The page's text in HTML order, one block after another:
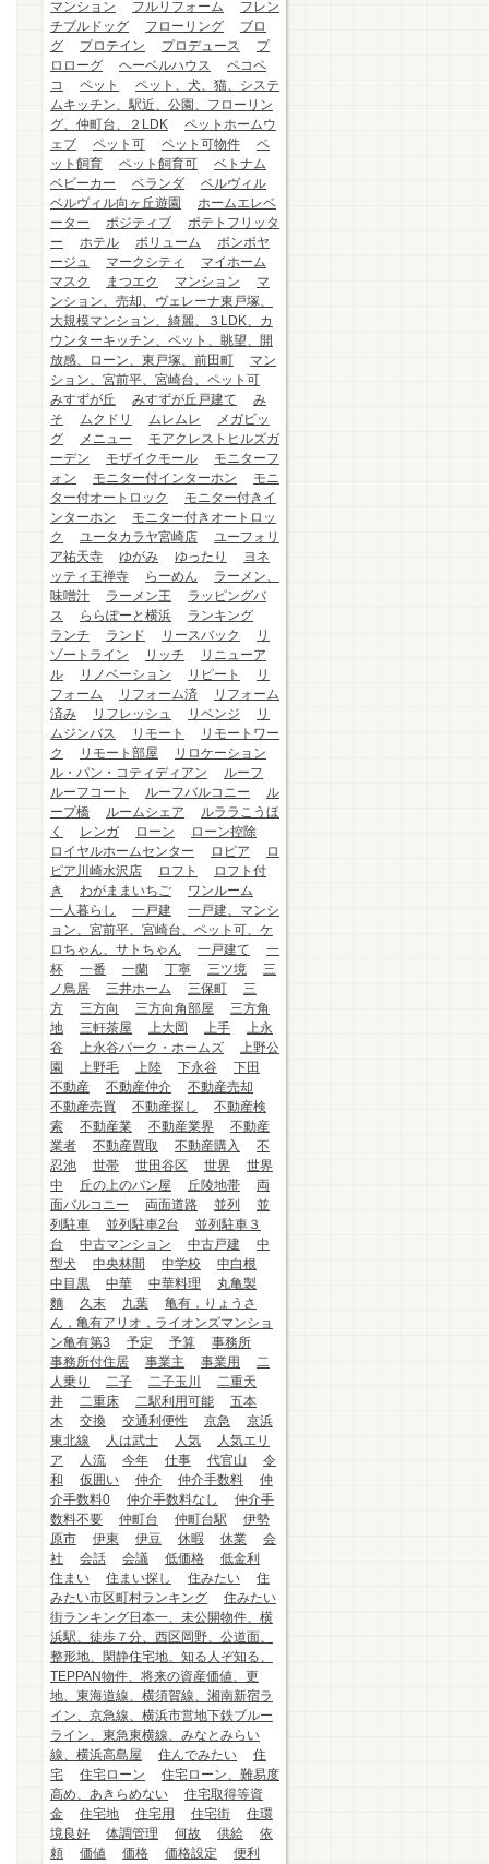
マンション フルリフォーム
フレン
チブルドッグ
フローリング
ブロ
グ
プロテイン プロデュース
プ
ロローグ
ヘーベルハウス
ペコペ
コ
ペット
ペット、犬、猫、システ
ムキッチン、駅近、公園、フローリン
グ、仲町台、２LDK
ペットホームウ
ェブ
ペット可 ペット可物件
ペ
ット飼育
ペット飼育可
ベトナム
ベビーカー
ベランダ
ベルヴィル
ベルヴィル向ヶ丘遊園
ホームエレベ
ーター
ポジティブ
ポテトフリッタ
ー
ホテル ボリューム
ボンボヤ
ージュ
マークシティ
マイホーム
マスク
まつエク マンション
マ
ンション、売却、ヴェレーナ東戸塚、
大規模マンション、綺麗、３LDK、カ
ウンターキッチン、ペット、眺望、開
放感、ローン、東戸塚、前田町
マン
ション、宮前平、宮崎台、ペット可
みすずが丘
みすずが丘戸建て
み
そ
ムクドリ ムレムレ
メガビッ
グ
メニュー
モアクレストヒルズガ
ーデン
モザイクモール
モニターフ
ォン
モニター付インターホン
モニ
ター付オートロック
モニター付きイ
ンターホン
モニター付きオートロッ
ク
ユータカラヤ宮崎店
ユーフォリ
ア祐天寺
ゆがみ ゆったり
ヨネ
ッティ王禅寺
らーめん
ラーメン、
味噌汁
ラーメン王
ラッピングバ
ス
ららぽーと横浜
ランキング
ランチ
ランド リースバック
リ
ゾートライン
リッチ
リニューア
ル
リノベーション リピート
リ
フォーム
リフォーム済
リフォーム
済み
リフレッシュ リベンジ
リ
ムジンバス
リモート
リモートワー
ク
リモート部屋
リロケーション
ル・パン・コティディアン
ルーフ
ルーフコート
ルーフバルコニー
ル
ープ橋
ルームシェア
ルララこうほ
く
レンガ ローン
ローン控除
ロイヤルホームセンター
ロピア
ロ
ピア川崎水沢店
ロフト
ロフト付
き
わがままいちご
ワンルーム
一人暮らし
一戸建
一戸建、マンシ
ョン、宮前平、宮崎台、ペット可、ケ
ロちゃん、サトちゃん
一戸建て
一
杯
一番 一蘭 丁寧 三ツ境
三
ノ鳥居
三井ホーム 三保町
三
方
三方向 三方向角部屋
三方角
地
三軒茶屋 上大岡 上手
上永
谷
上永谷パーク・ホームズ
上野公
園
上野毛 上陸 下永谷
下田
不動産
不動産仲介
不動産売却
不動産売買
不動産探し
不動産検
索
不動産業 不動産業界
不動産
業者
不動産買取 不動産購入
不
忍池
世帯 世田谷区 世界
世界
中
丘の上のパン屋 丘陵地帯
両
面バルコニー
両面道路 並列
並
列駐車
並列駐車2台
並列駐車３
台
中古マンション 中古戸建
中
型犬
中央林間 中学校
中白根
中目黒
中華 中華料理
丸亀製
麵
久末 九葉
亀有，りょうさ
ん，亀有アリオ，ライオンズマンショ
ン亀有第3
予定 予算
事務所
事務所付住居
事業主 事業用
二
人乗り
二子 二子玉川
二重天
井
二重床 二駅利用可能
五本
木
交換 交通利便性 京急
京浜
東北線
人は武士 人気
人気エリ
ア
人流 今年 仕事 代官山
令
和
仮囲い 仲介 仲介手数料
仲
介手数料0
仲介手数料なし
仲介手
数料不要
仲町台 仲町台駅
伊勢
原市
伊東 伊豆 休暇 休業
会
社
会話 会議 低価格
低金利
住まい
住まい探し 住みたい
住
みたい市区町村ランキング
住みたい
街ランキング日本一、未公開物件、横
浜駅、徒歩７分、西区岡野、公道面、
整形地、閑静住宅地、知る人ぞ知る、
TEPPAN物件、将来の資産価値、更
地、東海道線、横須賀線、湘南新宿ラ
イン、京急線、横浜市営地下鉄ブルー
ライン、東急東横線、みなとみらい
線、横浜高島屋
住んでみたい
住
宅
住宅ローン
住宅ローン、難易度
高め、あきらめない
住宅取得等資
金
住宅地 住宅用 住宅街
住環
境良好
体調管理 何故 供給
依
頼
価値 価格 価格設定
便利